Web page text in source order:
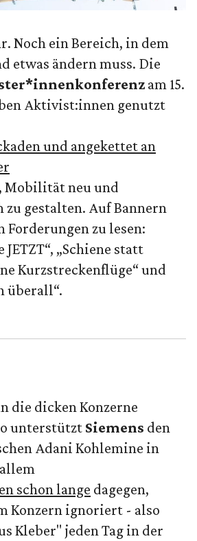
Noch ein Bereich, in dem
etwas ändern muss. Die
am 15.
Aktivist:innen genutzt
und angekettet an
neu und
gestalten. Auf Bannern
Forderungen zu lesen:
„Schiene statt
Kurzstreckenflüge“ und
überall“.
die dicken Konzerne
unterstützt Siemens den
Adani Kohlemine in
schon lange dagegen,
Konzern ignoriert - also
Kleber" jeden Tag in der